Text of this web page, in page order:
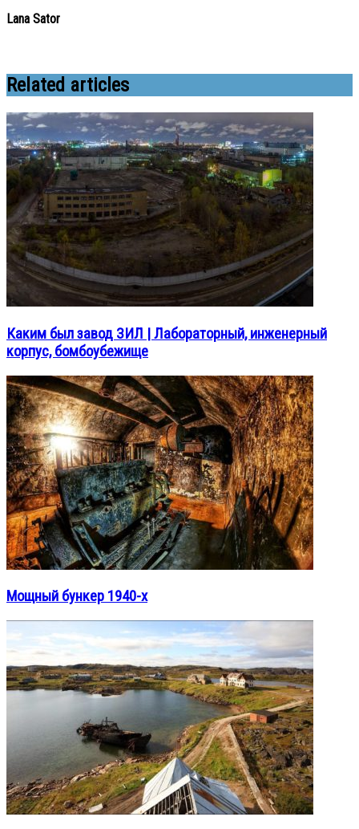
Lana Sator
Related articles
Каким был завод ЗИЛ | Лабораторный, инженерный
корпус, бомбоубежище
Мощный бункер 1940-х